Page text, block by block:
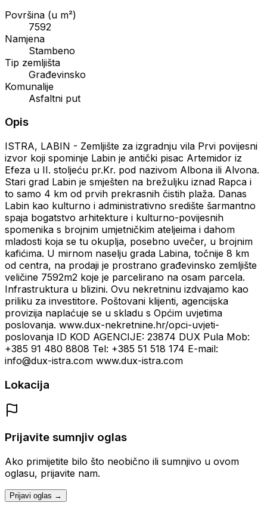
Površina (u m²)
7592
Namjena
Stambeno
Tip zemljišta
Građevinsko
Komunalije
Asfaltni put
Opis
ISTRA, LABIN - Zemljište za izgradnju vila Prvi povijesni
izvor koji spominje Labin je antički pisac Artemidor iz
Efeza u II. stoljeću pr.Kr. pod nazivom Albona ili Alvona.
Stari grad Labin je smješten na brežuljku iznad Rapca i
to samo 4 km od prvih prekrasnih čistih plaža. Danas
Labin kao kulturno i administrativno središte šarmantno
spaja bogatstvo arhitekture i kulturno-povijesnih
spomenika s brojnim umjetničkim ateljeima i dahom
mladosti koja se tu okuplja, posebno uvečer, u brojnim
kafićima. U mirnom naselju grada Labina, točnije 8 km
od centra, na prodaji je prostrano građevinsko zemljište
veličine 7592m2 koje je parcelirano na osam parcela.
Infrastruktura u blizini. Ovu nekretninu izdvajamo kao
priliku za investitore. Poštovani klijenti, agencijska
provizija naplaćuje se u skladu s Općim uvjetima
poslovanja. www.dux-nekretnine.hr/opci-uvjeti-
poslovanja ID KOD AGENCIJE: 23874 DUX Pula Mob:
+385 91 480 8808 Tel: +385 51 518 174 E-mail:
info@dux-istra.com www.dux-istra.com
Lokacija
Prijavite sumnjiv oglas
Ako primijetite bilo što neobično ili sumnjivo u ovom
oglasu, prijavite nam.
Prijavi oglas →